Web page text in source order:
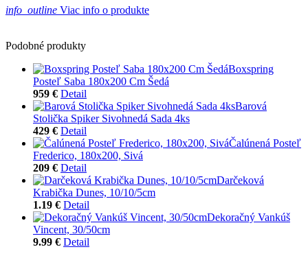
info_outline Viac info o produkte
Podobné produkty
Boxspring
Posteľ Saba 180x200 Cm Šedá
959 € Detail
Barová
Stolička Spiker Sivohnedá Sada 4ks
429 € Detail
Čalúnená Posteľ
Frederico, 180x200, Sivá
209 € Detail
Darčeková
Krabička Dunes, 10/10/5cm
1.19 € Detail
Dekoračný Vankúš
Vincent, 30/50cm
9.99 € Detail